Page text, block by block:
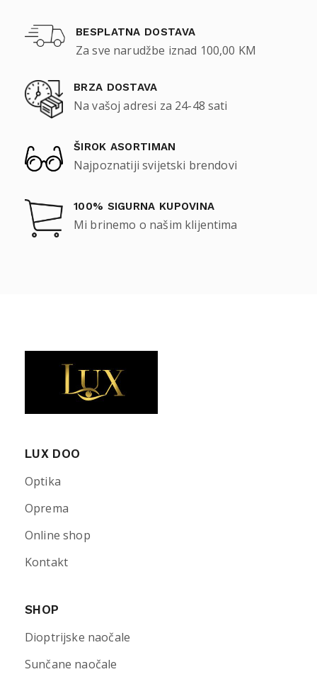
BESPLATNA DOSTAVA
Za sve narudžbe iznad 100,00 KM
BRZA DOSTAVA
Na vašoj adresi za 24-48 sati
ŠIROK ASORTIMAN
Najpoznatiji svijetski brendovi
100% SIGURNA KUPOVINA
Mi brinemo o našim klijentima
LUX DOO
Optika
Oprema
Online shop
Kontakt
SHOP
Dioptrijske naočale
Sunčane naočale